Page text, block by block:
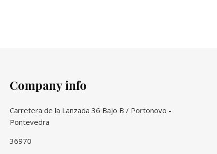
Company info
Carretera de la Lanzada 36 Bajo B / Portonovo -
Pontevedra
36970